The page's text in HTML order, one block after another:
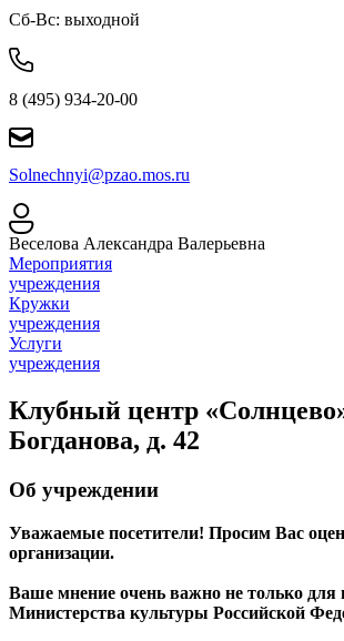
Сб-Вс: выходной
8 (495) 934-20-00
Solnechnyi@pzao.mos.ru
Веселова Александра Валерьевна
Мероприятия
учреждения
Кружки
учреждения
Услуги
учреждения
Клубный центр
Богданова, д. 42
Об учреждении
Уважаемые посетители! Просим Вас
организации.
Ваше мнение очень важно не только для
Министерства культуры Российской